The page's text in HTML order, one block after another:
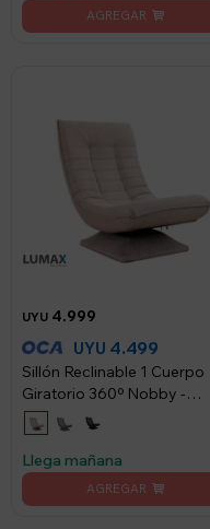
UYU 4.999
UYU 4.499
Sillón Reclinable 1 Cuerpo
Giratorio 360º Nobby -
Beige
Llega mañana